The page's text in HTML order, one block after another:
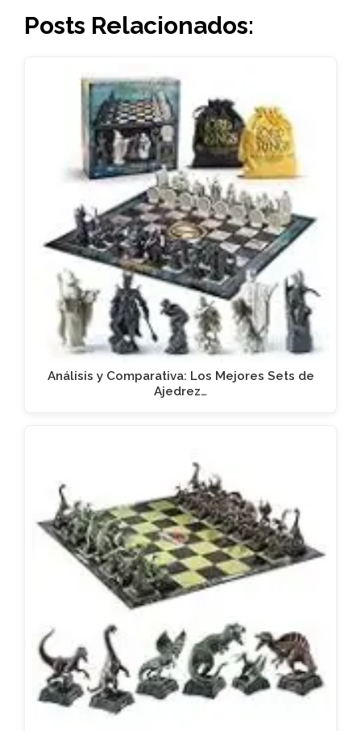
Posts Relacionados:
Análisis y Comparativa: Los Mejores Sets de
Ajedrez…